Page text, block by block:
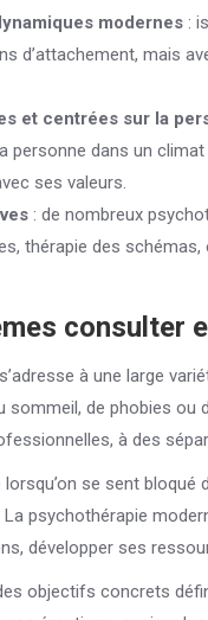
modernes :
d’attachement, mais
et centrées sur la
personne dans un
ses valeurs.
: de nombreux
thérapie des
consulter
à une large
sommeil, de phobies
à des
se sent
psychothérapie
développer ses
objectifs concrets